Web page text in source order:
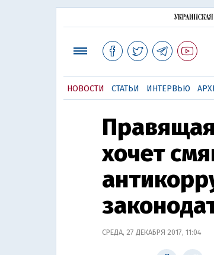
НОВОСТИ СТАТЬИ ИНТЕРВЬЮ
хочет
СРЕДА, 27 ДЕКАБРЯ 2017, 11:04